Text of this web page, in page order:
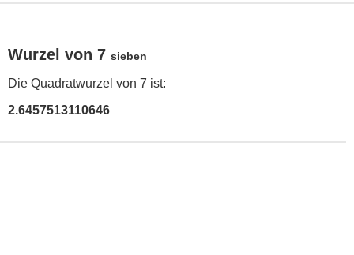
Wurzel von 7 sieben
Die Quadratwurzel von 7 ist:
2.6457513110646